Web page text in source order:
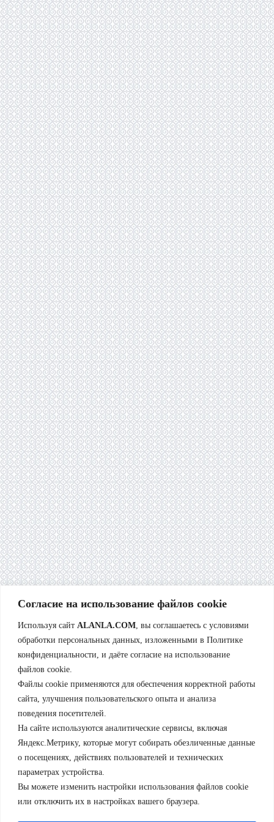
Согласие на использование файлов cookie
Используя сайт ALANLA.COM , вы соглашаетесь с условиями
обработки персональных данных, изложенными в Политике
конфиденциальности, и даёте согласие на использование
файлов cookie.
Файлы cookie применяются для обеспечения корректной работы
сайта, улучшения пользовательского опыта и анализа
поведения посетителей.
На сайте используются аналитические сервисы, включая
Яндекс.Метрику, которые могут собирать обезличенные данные
о посещениях, действиях пользователей и технических
параметрах устройства.
Вы можете изменить настройки использования файлов cookie
или отключить их в настройках вашего браузера.